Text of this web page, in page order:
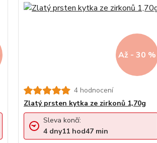
Až - 30 %
4 hodnocení
Zlatý prsten kytka ze zirkonů 1,70g
Sleva končí:
4 dny11 hod47 min